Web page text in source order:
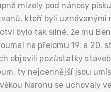
mizely pod nánosy
kteří byli uznávanými
bylo tak silné, že mu
na přelomu 19. a 20.
objevili pozůstatky
ty nejcennější jsou
Naronu se uchovaly